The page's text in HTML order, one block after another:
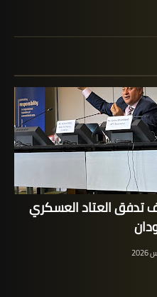
تدفق العتاد العسكري